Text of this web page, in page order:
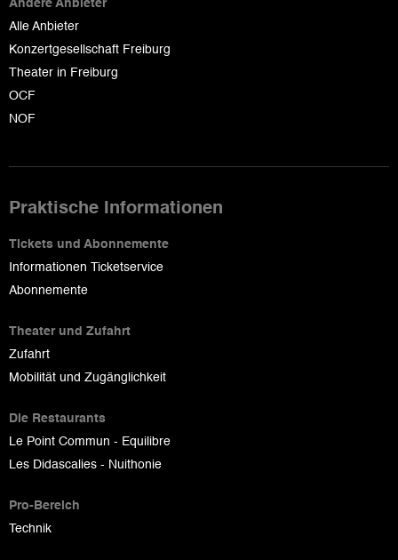
Andere Anbieter
Alle Anbieter
Konzertgesellschaft Freiburg
Theater in Freiburg
OCF
NOF
Praktische Informationen
Tickets und Abonnemente
Informationen Ticketservice
Abonnemente
Theater und Zufahrt
Zufahrt
Mobilität und Zugänglichkeit
Die Restaurants
Le Point Commun - Equilibre
Les Didascalies - Nuithonie
Pro-Bereich
Technik